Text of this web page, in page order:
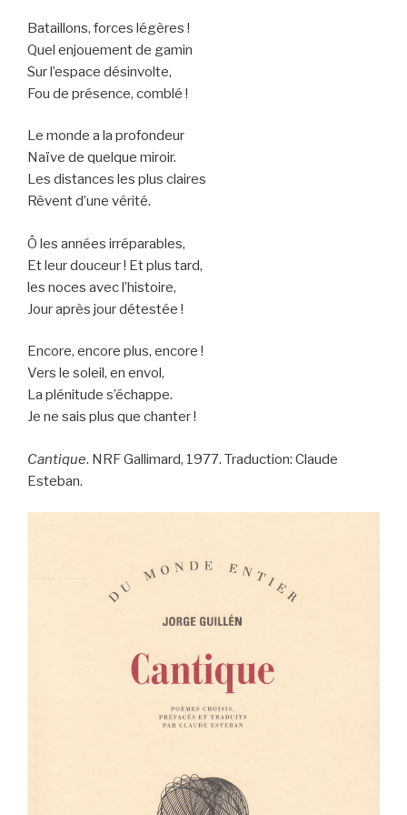
Bataillons, forces légères !
Quel enjouement de gamin
Sur l’espace désinvolte,
Fou de présence, comblé !
Le monde a la profondeur
Naïve de quelque miroir.
Les distances les plus claires
Rêvent d’une vérité.
Ô les années irréparables,
Et leur douceur ! Et plus tard,
les noces avec l’histoire,
Jour après jour détestée !
Encore, encore plus, encore !
Vers le soleil, en envol,
La plénitude s’échappe.
Je ne sais plus que chanter !
Cantique. NRF Gallimard, 1977. Traduction: Claude
Esteban.